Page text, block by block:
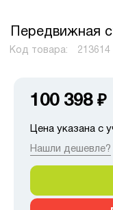
Передвижная
Код товара: 213614
100 398 ₽
Цена указана с
Нашли дешевле?